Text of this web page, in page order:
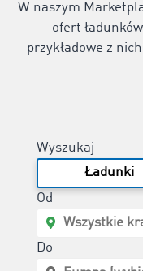
W naszym
ofert
przykładowe z
Wyszukaj
Ładunki
Od
Do